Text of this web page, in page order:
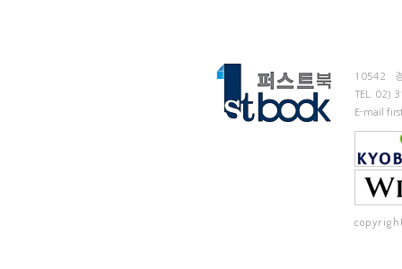
10542
TEL.
02)
E-mail